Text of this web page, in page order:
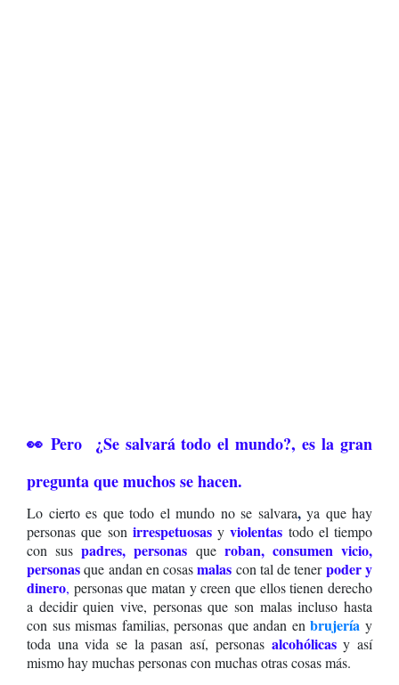
👀 Pero ¿Se salvará todo el mundo?, es la gran
pregunta que muchos se hacen.
Lo cierto es que todo el mundo no se salvara, ya que hay
personas que sonirrespetuosas y violentas todo el tiempo
con sus padres, personas queroban, consumen vicio,
personasque andan en cosasmalas con tal de tenerpoder y
dinero, personas que matan y creen que ellos tienen derecho
a decidir quien vive, personas que son malas incluso hasta
con sus mismas familias, personas que andan enbrujería y
toda una vida se la pasan así, personas alcohólicasy así
mismo hay muchas personas con muchas otras cosas más.